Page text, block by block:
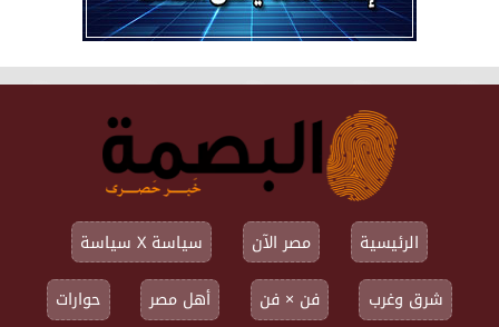
الرئيسية مصر الآن
سياسة X سياسة
شرق وغرب
فن × فن أهل مصر
حوارات